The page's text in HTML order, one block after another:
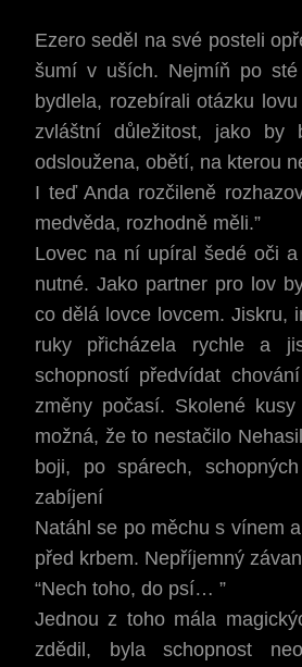
Ezero seděl na své posteli
šumí v uších. Nejmíň po
bydlela, rozebírali otázku
zvláštní důležitost, jako by
odsloužena, obětí, na kterou
I teď Anda rozčileně
medvěda, rozhodně měli.”
Lovec na ní upíral šedé oči
nutné. Jako partner pro lov
co dělá lovce lovcem. Jiskru,
ruky přicházela rychle a
schopností předvídat
změny počasí. Skolené
možná, že to nestačilo
boji, po spárech,
zabíjení
Natáhl se po měchu s vínem
před krbem. Nepříjemný
“Nech toho, do psí… ”
Jednou z toho mála
zdědil, byla schopnost